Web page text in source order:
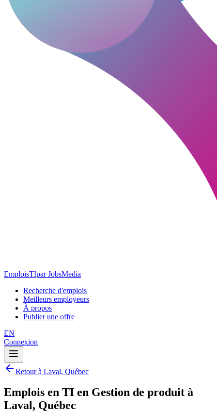
EmploisTIpar JobsMedia
Recherche d'emplois
Meilleurs employeurs
À propos
Publier une offre
EN
Connexion
Retour à Laval, Québec
Emplois en TI en Gestion de produit à
Laval, Québec